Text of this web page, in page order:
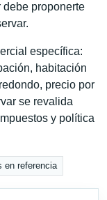
debe proponerte
específica:
habitación
precio por
se revalida
y política
en referencia